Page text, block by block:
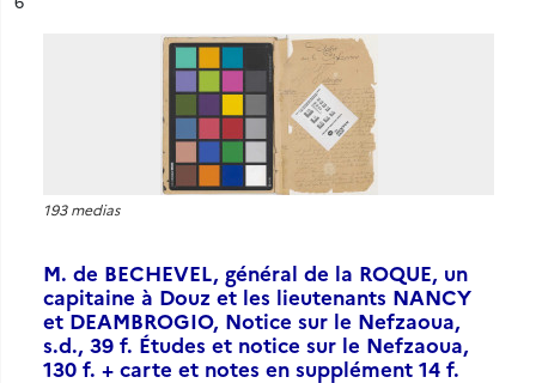
193 medias
M. de BECHEVEL, général de la ROQUE, un
capitaine à Douz et les lieutenants NANCY
et DEAMBROGIO, Notice sur le Nefzaoua,
s.d., 39 f. Études et notice sur le Nefzaoua,
130 f. + carte et notes en supplément 14 f.